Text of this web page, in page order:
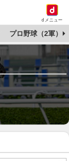
dメニュー
プロ野球（2軍）